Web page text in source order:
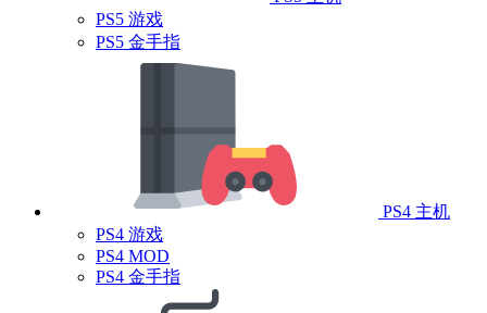
PS5 游戏
PS5 金手指
PS4 主机
PS4 游戏
PS4 MOD
PS4 金手指